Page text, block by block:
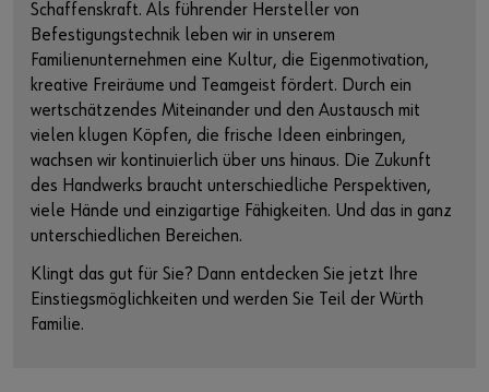
Schaffenskraft. Als führender Hersteller von
Befestigungstechnik leben wir in unserem
Familienunternehmen eine Kultur, die Eigenmotivation,
kreative Freiräume und Teamgeist fördert. Durch ein
wertschätzendes Miteinander und den Austausch mit
vielen klugen Köpfen, die frische Ideen einbringen,
wachsen wir kontinuierlich über uns hinaus. Die Zukunft
des Handwerks braucht unterschiedliche Perspektiven,
viele Hände und einzigartige Fähigkeiten. Und das in ganz
unterschiedlichen Bereichen.
Klingt das gut für Sie? Dann entdecken Sie jetzt Ihre
Einstiegsmöglichkeiten und werden Sie Teil der Würth
Familie.